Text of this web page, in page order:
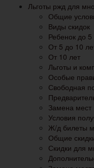
Льготы ржд для
Общие
Виды скидок
Ребенок до 5
От 5 до 10
От 10 лет
Льготы и
Особые
Свободная
Замена мест
Условия
Ж/д билеты
Общие
Скидки для